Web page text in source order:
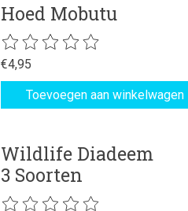
Hoed Mobutu
De beoordeling van dit product is
€4,95
Toevoegen aan winkelwagen
Wildlife Diadeem
3 Soorten
De beoordeling van dit product is